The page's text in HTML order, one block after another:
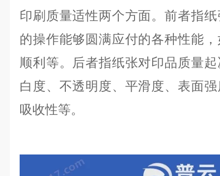
印刷质量适性两个方面。前者指
的操作能够圆满应付的各种性能
顺利等。后者指纸张对印品质量
白度、不透明度、平滑度、表面
吸收性等。